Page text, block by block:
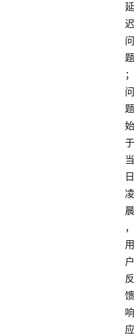
延
迟
问
题
；
问
题
始
于
当
日
凌
晨
，
用
户
反
馈
响
应